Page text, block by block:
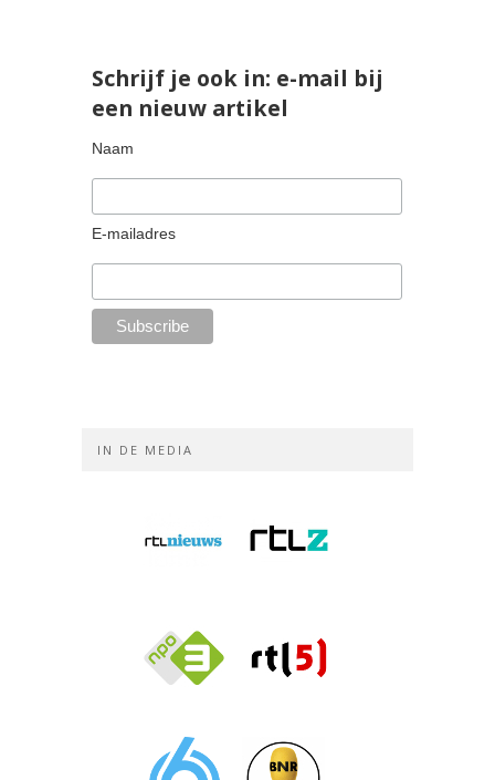
Schrijf je ook in: e-mail bij
een nieuw artikel
Naam
E-mailadres
IN DE MEDIA